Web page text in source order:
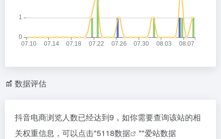
数据评估
抖音电商浏览人数已经达到9，如你需要查询该站的相
关权重信息，可以点击"5118数据 ""爱站数据